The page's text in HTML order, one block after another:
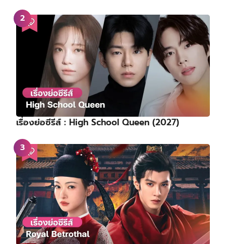
เรื่องย่อซีรีส์ : High School Queen (2027)